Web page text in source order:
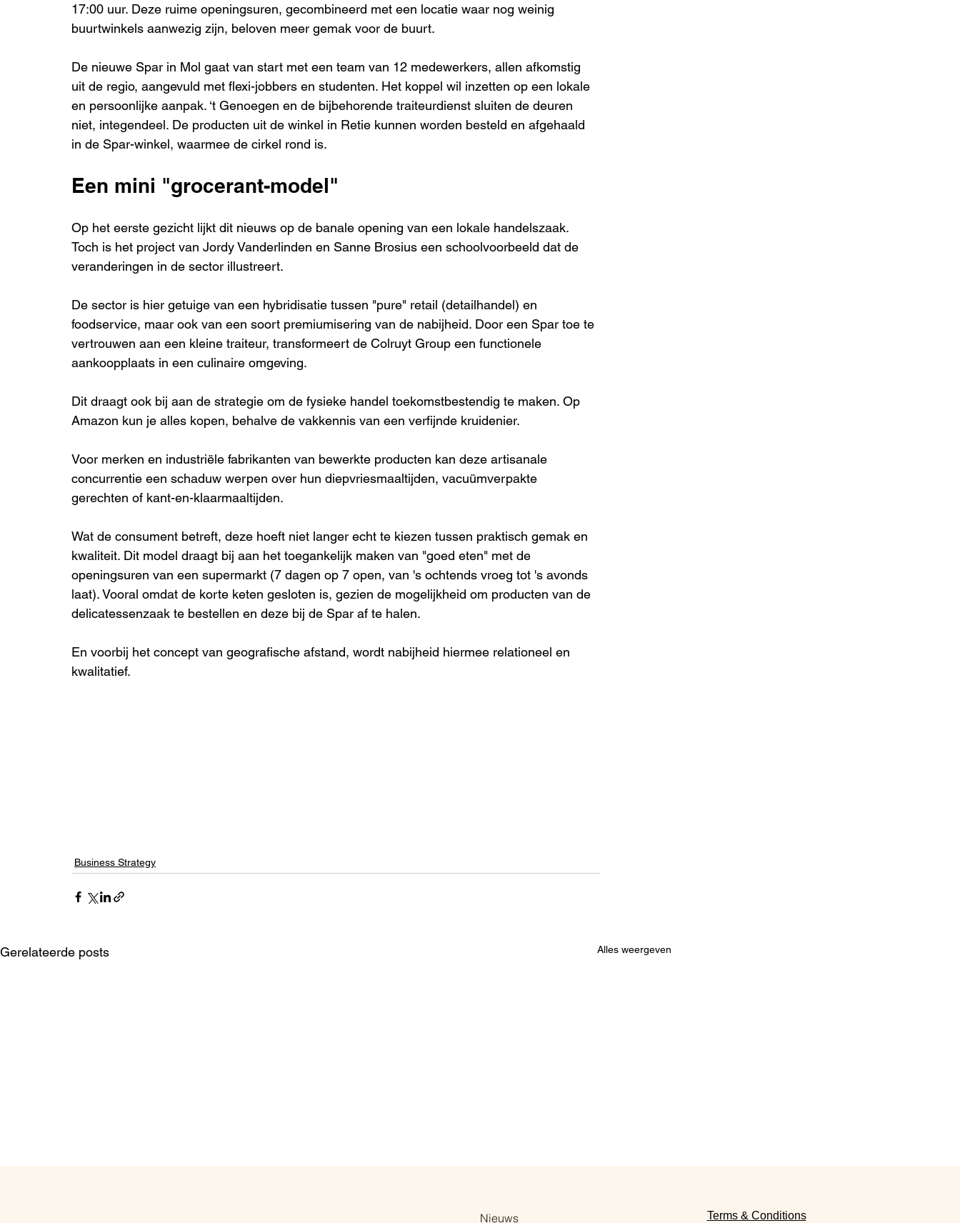
17:00 uur. Deze ruime openingsuren, gecombineerd met een locatie waar nog weinig
buurtwinkels aanwezig zijn, beloven meer gemak voor de buurt.
De nieuwe Spar in Mol gaat van start met een team van 12 medewerkers, allen afkomstig
uit de regio, aangevuld met flexi-jobbers en studenten. Het koppel wil inzetten op een lokale
en persoonlijke aanpak. ‘t Genoegen en de bijbehorende traiteurdienst sluiten de deuren
niet, integendeel. De producten uit de winkel in Retie kunnen worden besteld en afgehaald
in de Spar-winkel, waarmee de cirkel rond is.
Een mini "grocerant-model"
Op het eerste gezicht lijkt dit nieuws op de banale opening van een lokale handelszaak.
Toch is het project van Jordy Vanderlinden en Sanne Brosius een schoolvoorbeeld dat de
veranderingen in de sector illustreert.
De sector is hier getuige van een hybridisatie tussen "pure" retail (detailhandel) en
foodservice, maar ook van een soort premiumisering van de nabijheid. Door een Spar toe te
vertrouwen aan een kleine traiteur, transformeert de Colruyt Group een functionele
aankoopplaats in een culinaire omgeving.
Dit draagt ook bij aan de strategie om de fysieke handel toekomstbestendig te maken. Op
Amazon kun je alles kopen, behalve de vakkennis van een verfijnde kruidenier.
Voor merken en industriële fabrikanten van bewerkte producten kan deze artisanale
concurrentie een schaduw werpen over hun diepvriesmaaltijden, vacuümverpakte
gerechten of kant-en-klaarmaaltijden.
Wat de consument betreft, deze hoeft niet langer echt te kiezen tussen praktisch gemak en
kwaliteit. Dit model draagt bij aan het toegankelijk maken van "goed eten" met de
openingsuren van een supermarkt (7 dagen op 7 open, van 's ochtends vroeg tot 's avonds
laat). Vooral omdat de korte keten gesloten is, gezien de mogelijkheid om producten van de
delicatessenzaak te bestellen en deze bij de Spar af te halen.
En voorbij het concept van geografische afstand, wordt nabijheid hiermee relationeel en
kwalitatief.
Business Strategy
Gerelateerde posts Alles weergeven
Nieuws Terms & Conditions